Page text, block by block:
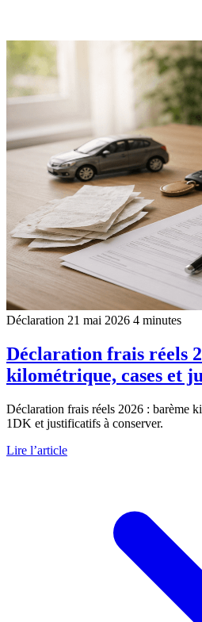
Déclaration 21 mai 2026 4 minutes
Déclaration frais réels
kilométrique, cases et
Déclaration frais réels 2026 : barème
1DK et justificatifs à conserver.
Lire l’article